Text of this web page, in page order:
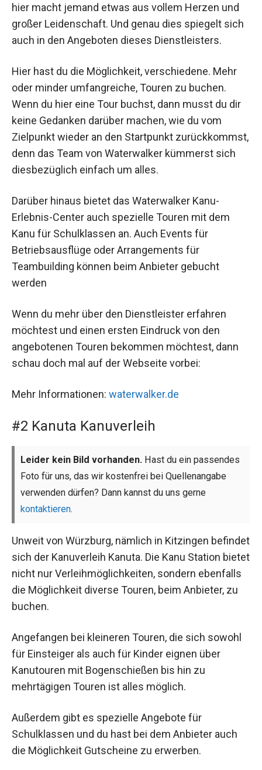
hier macht jemand etwas aus vollem Herzen und
großer Leidenschaft. Und genau dies spiegelt sich
auch in den Angeboten dieses Dienstleisters.
Hier hast du die Möglichkeit, verschiedene. Mehr
oder minder umfangreiche, Touren zu buchen.
Wenn du hier eine Tour buchst, dann musst du dir
keine Gedanken darüber machen, wie du vom
Zielpunkt wieder an den Startpunkt zurückkommst,
denn das Team von Waterwalker kümmerst sich
diesbezüglich einfach um alles.
Darüber hinaus bietet das Waterwalker Kanu-
Erlebnis-Center auch spezielle Touren mit dem
Kanu für Schulklassen an. Auch Events für
Betriebsausflüge oder Arrangements für
Teambuilding können beim Anbieter gebucht
werden
Wenn du mehr über den Dienstleister erfahren
möchtest und einen ersten Eindruck von den
angebotenen Touren bekommen möchtest, dann
schau doch mal auf der Webseite vorbei:
Mehr Informationen: waterwalker.de
#2 Kanuta Kanuverleih
Leider kein Bild vorhanden. Hast du ein passendes
Foto für uns, das wir kostenfrei bei Quellenangabe
verwenden dürfen? Dann kannst du uns gerne
kontaktieren.
Unweit von Würzburg, nämlich in Kitzingen befindet
sich der Kanuverleih Kanuta. Die Kanu Station bietet
nicht nur Verleihmöglichkeiten, sondern ebenfalls
die Möglichkeit diverse Touren, beim Anbieter, zu
buchen.
Angefangen bei kleineren Touren, die sich sowohl
für Einsteiger als auch für Kinder eignen über
Kanutouren mit Bogenschießen bis hin zu
mehrtägigen Touren ist alles möglich.
Außerdem gibt es spezielle Angebote für
Schulklassen und du hast bei dem Anbieter auch
die Möglichkeit Gutscheine zu erwerben.